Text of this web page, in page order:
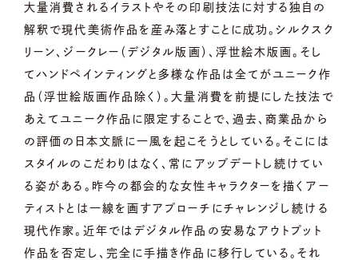
大量消費されるイラストやその印刷技法に対する独自の
解釈で現代美術作品を産み落とすことに成功。シルクスク
リーン、ジークレー（デジタル版画）、浮世絵木版画。そし
てハンドペインティングと多様な作品は全てがユニーク作
品（浮世絵版画作品除く）。大量消費を前提にした技法で
あえてユニーク作品に限定することで、過去、商業品から
の評価の日本文脈に一風を起こそうとしている。そこには
スタイルのこだわりはなく、常にアップデートし続けてい
る姿がある。昨今の都会的な女性キャラクターを描くアー
ティストとは一線を画すアプローチにチャレンジし続ける
現代作家。近年ではデジタル作品の安易なアウトプット
作品を否定し、完全に手描き作品に移行している。それ